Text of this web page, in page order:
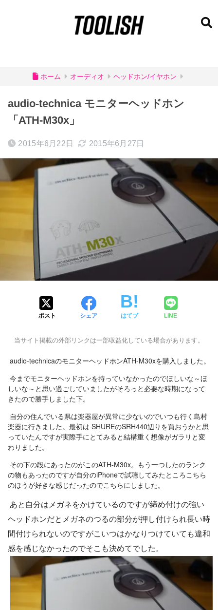
ホーム オーディオ ヘッドホン/イヤホン
audio-technica モニターヘッドホン
「ATH-M30x」
2015年6月22日 2015年6月27日
ポスト シェア はてブ LINE
当サイト掲載の外部リンクは一部収益化している場合があります。
audio-technicaのモニターヘッドホンATH-M30xを購入しました。
今までモニターヘッドホンを持っていなかったのでほしいな～ほ
しいな～と思い過ごしていましたがそろっと必要な時期になって
きたので勝手しました下。
自分の住んでいる県は楽器屋が異常に少ないのでいつも行く島村
楽器に行きました。最初は SHUREのSRH440辺りを買おうかと思
っていたんですが実際手にとてみると結構重く想像がガラリと変
わりました。
その下の段にあったのがこのATH-M30x。もう一つしたのランク
の物もあったのですが自分のiPhoneで試聴してみたところこちら
のほうが好きな感じだったのでこちらにしました。
あと自分はメガネをかけているのですが締め付けの強い
ヘッドホンだとメガネのつるの部分が押し付けられ長い時
間付けられないのですがこいつはかなりつけていても違和
感を感じなかったのでそこも決めてでした。